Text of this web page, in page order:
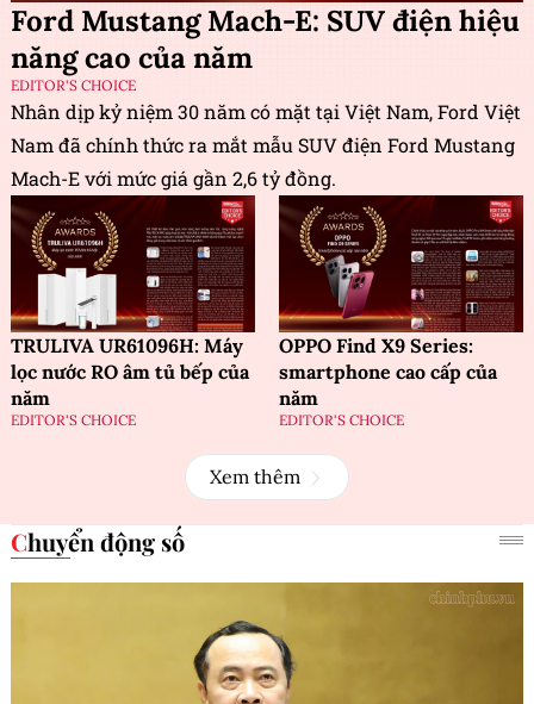
Ford Mustang Mach-E: SUV điện hiệu
năng cao của năm
EDITOR'S CHOICE
Nhân dịp kỷ niệm 30 năm có mặt tại Việt Nam, Ford Việt
Nam đã chính thức ra mắt mẫu SUV điện Ford Mustang
Mach-E với mức giá gần 2,6 tỷ đồng.
TRULIVA UR61096H: Máy
lọc nước RO âm tủ bếp của
năm
EDITOR'S CHOICE
OPPO Find X9 Series:
smartphone cao cấp của
năm
EDITOR'S CHOICE
Xem thêm
Chuyển động số